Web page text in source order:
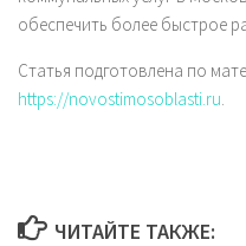
обеспечить более быстрое
Статья подготовлена по
https://novostimosoblasti.ru.
ЧИТАЙТЕ ТАКЖЕ: